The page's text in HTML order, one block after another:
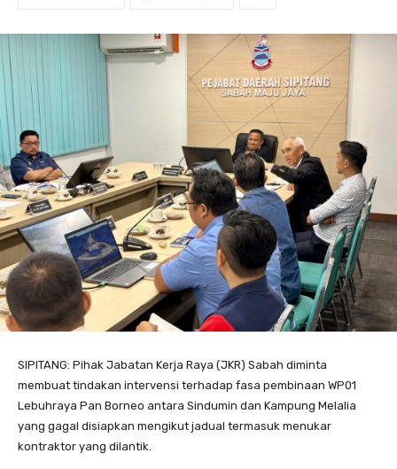
SIPITANG: Pihak Jabatan Kerja Raya (JKR) Sabah diminta
membuat tindakan intervensi terhadap fasa pembinaan WP01
Lebuhraya Pan Borneo antara Sindumin dan Kampung Melalia
yang gagal disiapkan mengikut jadual termasuk menukar
kontraktor yang dilantik.